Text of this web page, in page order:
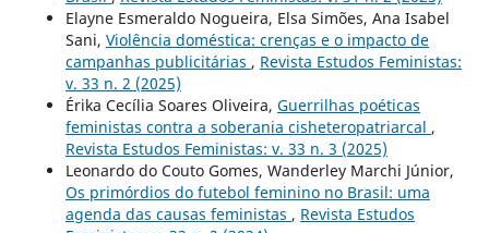
Elayne Esmeraldo Nogueira, Elsa Simões, Ana Isabel
Sani, Violência doméstica: crenças e o impacto de
campanhas publicitárias , Revista Estudos Feministas:
v. 33 n. 2 (2025)
Érika Cecília Soares Oliveira, Guerrilhas poéticas
feministas contra a soberania cisheteropatriarcal ,
Revista Estudos Feministas: v. 33 n. 3 (2025)
Leonardo do Couto Gomes, Wanderley Marchi Júnior,
Os primórdios do futebol feminino no Brasil: uma
agenda das causas feministas , Revista Estudos